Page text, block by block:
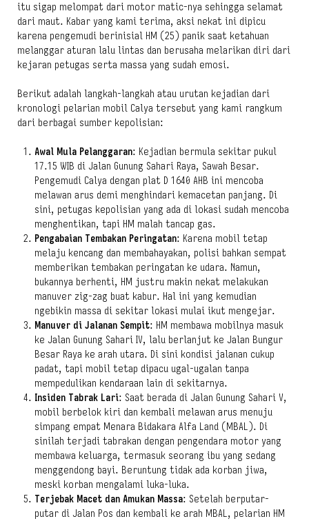
itu sigap melompat dari motor matic-nya sehingga selamat
dari maut. Kabar yang kami terima, aksi nekat ini dipicu
karena pengemudi berinisial HM (25) panik saat ketahuan
melanggar aturan lalu lintas dan berusaha melarikan diri dari
kejaran petugas serta massa yang sudah emosi.
Berikut adalah langkah-langkah atau urutan kejadian dari
kronologi pelarian mobil Calya tersebut yang kami rangkum
dari berbagai sumber kepolisian:
Awal Mula Pelanggaran: Kejadian bermula sekitar pukul
17.15 WIB di Jalan Gunung Sahari Raya, Sawah Besar.
Pengemudi Calya dengan plat D 1640 AHB ini mencoba
melawan arus demi menghindari kemacetan panjang. Di
sini, petugas kepolisian yang ada di lokasi sudah mencoba
menghentikan, tapi HM malah tancap gas.
Pengabaian Tembakan Peringatan: Karena mobil tetap
melaju kencang dan membahayakan, polisi bahkan sempat
memberikan tembakan peringatan ke udara. Namun,
bukannya berhenti, HM justru makin nekat melakukan
manuver zig-zag buat kabur. Hal ini yang kemudian
ngebikin massa di sekitar lokasi mulai ikut mengejar.
Manuver di Jalanan Sempit: HM membawa mobilnya masuk
ke Jalan Gunung Sahari IV, lalu berlanjut ke Jalan Bungur
Besar Raya ke arah utara. Di sini kondisi jalanan cukup
padat, tapi mobil tetap dipacu ugal-ugalan tanpa
mempedulikan kendaraan lain di sekitarnya.
Insiden Tabrak Lari: Saat berada di Jalan Gunung Sahari V,
mobil berbelok kiri dan kembali melawan arus menuju
simpang empat Menara Bidakara Alfa Land (MBAL). Di
sinilah terjadi tabrakan dengan pengendara motor yang
membawa keluarga, termasuk seorang ibu yang sedang
menggendong bayi. Beruntung tidak ada korban jiwa,
meski korban mengalami luka-luka.
Terjebak Macet dan Amukan Massa: Setelah berputar-
putar di Jalan Pos dan kembali ke arah MBAL, pelarian HM